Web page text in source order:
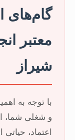
گام‌های
معتبر
شیراز
با توجه به
و شغلی شما،
اعتماد، حیاتی